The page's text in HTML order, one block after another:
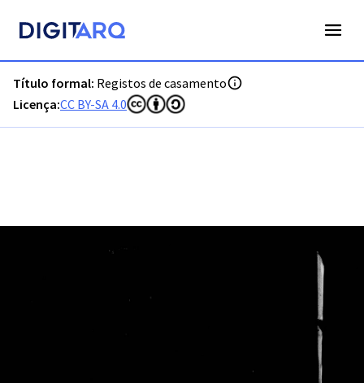
Título formal: Registos de casamento
Licença:CC BY-SA 4.0